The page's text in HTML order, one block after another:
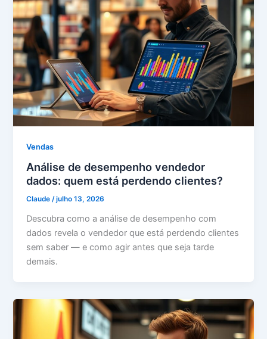
Vendas
Análise de desempenho vendedor
dados: quem está perdendo clientes?
Claude/julho 13, 2026
Descubra como a análise de desempenho com
dados revela o vendedor que está perdendo clientes
sem saber — e como agir antes que seja tarde
demais.